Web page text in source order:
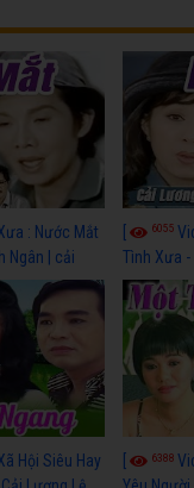
: Nước Mắt
Ngân | cải
6055
Tình Xưa
lương xã
Hội Siêu Hay
6388